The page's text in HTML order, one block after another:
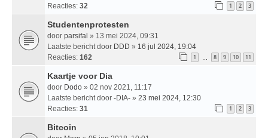
Reacties: 32 1 2 3
Studentenprotesten
door parsifal » 13 mei 2024, 09:31
Laatste bericht door DDD » 16 jul 2024, 19:04
Reacties: 162 1 … 8 9 10 11
Kaartje voor Dia
door Dodo » 02 nov 2021, 11:17
Laatste bericht door -DIA- » 23 mei 2024, 12:30
Reacties: 31 1 2 3
Bitcoin